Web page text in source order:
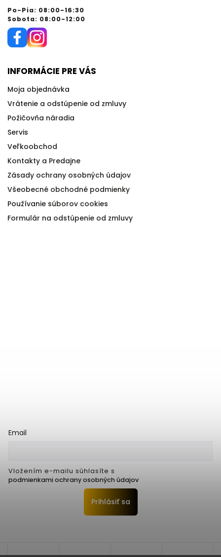
Po-Pia: 08:00-16:30
Sobota: 08:00-12:00
INFORMÁCIE PRE VÁS
Moja objednávka
Vrátenie a odstúpenie od zmluvy
Požičovňa náradia
Servis
Veľkoobchod
Kontakty a Predajne
Zásady ochrany osobných údajov
Všeobecné obchodné podmienky
Používanie súborov cookies
Formulár na odstúpenie od zmluvy
Email
Vložením e-mailu súhlasíte s
podmienkami ochrany osobných údajov
Prihlásiť sa